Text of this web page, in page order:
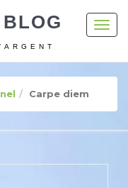
Carpe diem